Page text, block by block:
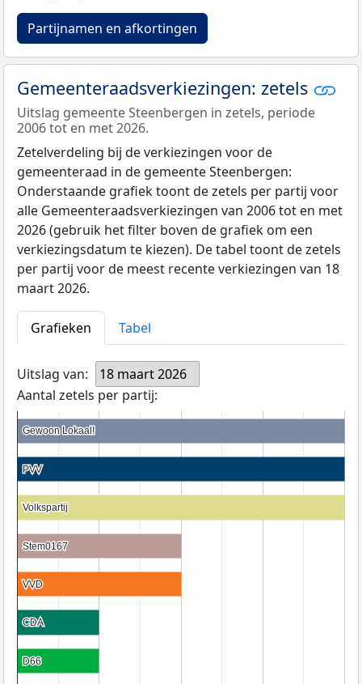
Partijnamen en afkortingen
Gemeenteraadsverkiezingen: zetels
Uitslag gemeente Steenbergen in zetels, periode
2006 tot en met 2026.
Zetelverdeling bij de verkiezingen voor de
gemeenteraad in de gemeente Steenbergen:
Onderstaande grafiek toont de zetels per partij voor
alle Gemeenteraadsverkiezingen van 2006 tot en met
2026 (gebruik het filter boven de grafiek om een
verkiezingsdatum te kiezen). De tabel toont de zetels
per partij voor de meest recente verkiezingen van 18
maart 2026.
Grafieken Tabel
Uitslag van:
18 maart 2026
Aantal zetels per partij:
Gewoon Lokaal!
Gewoon Lokaal!
PVV
PVV
Volkspartij
Volkspartij
Stem0167
Stem0167
VVD
VVD
CDA
CDA
D66
D66